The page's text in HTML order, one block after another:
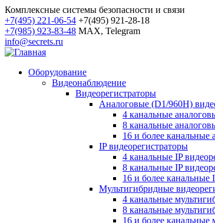
Комплексные системы безопасности и связи
+7(495) 221-06-54 +7(495) 921-28-18
+7(985) 923-83-48 MAX, Telegram
info@secrets.ru
Оборудование
Видеонаблюдение
Видеорегистраторы
Аналоговые (D1/960H)
4 канальные
8 канальные
16 и более канальные
IP видеорегистраторы
4 канальные IP
8 канальные IP
16 и более канальные
Мультигибридные
4 канальные
8 канальные
16 и более канальные